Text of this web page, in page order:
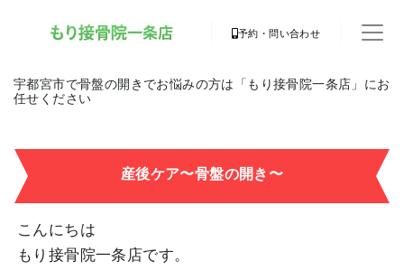
予約・問い合わせ
宇都宮市で骨盤の開きでお悩みの方は「もり接骨院一条店」にお
任せください
産後ケア〜骨盤の開き〜
こんにちは
もり接骨院一条店です。